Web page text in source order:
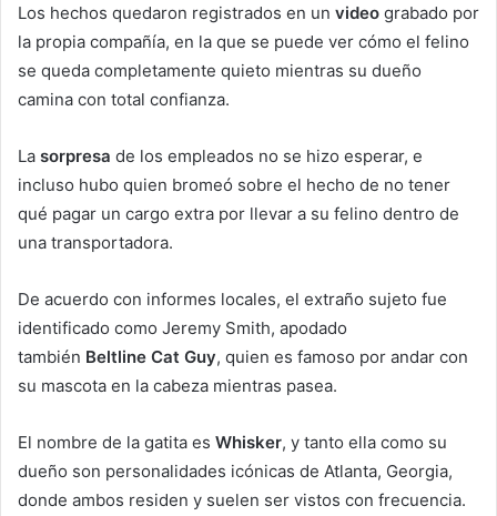
Los hechos quedaron registrados en un video grabado por
la propia compañía, en la que se puede ver cómo el felino
se queda completamente quieto mientras su dueño
camina con total confianza.
La sorpresa de los empleados no se hizo esperar, e
incluso hubo quien bromeó sobre el hecho de no tener
qué pagar un cargo extra por llevar a su felino dentro de
una transportadora.
De acuerdo con informes locales, el extraño sujeto fue
identificado como Jeremy Smith, apodado
también Beltline Cat Guy, quien es famoso por andar con
su mascota en la cabeza mientras pasea.
El nombre de la gatita es Whisker, y tanto ella como su
dueño son personalidades icónicas de Atlanta, Georgia,
donde ambos residen y suelen ser vistos con frecuencia.